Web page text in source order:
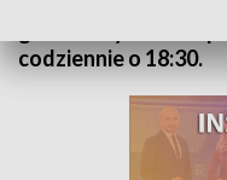
codziennie o 18:30.